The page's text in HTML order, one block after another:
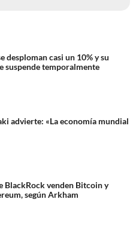
desploman casi un 10% y su
suspende temporalmente
advierte: «La economía mundial
BlackRock venden Bitcoin y
según Arkham